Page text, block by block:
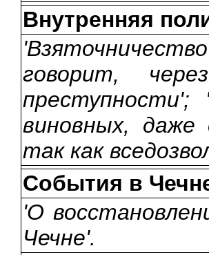
Внутренняя
говорит,
преступности';
виновных,
так как
События в
'О
Чечне'.